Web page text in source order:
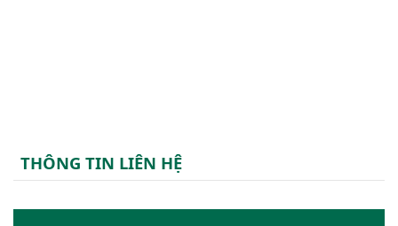
THÔNG TIN LIÊN HỆ